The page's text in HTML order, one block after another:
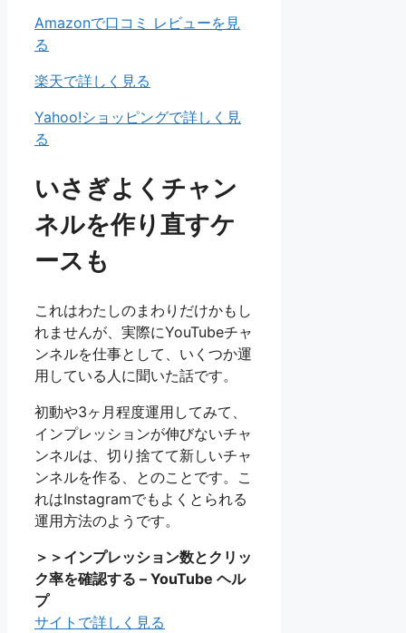
Amazonで口コミ レビューを見
る
楽天で詳しく見る
Yahoo!ショッピングで詳しく見
る
いさぎよくチャン
ネルを作り直すケ
ースも
これはわたしのまわりだけかもし
れませんが、実際にYouTubeチャ
ンネルを仕事として、いくつか運
用している人に聞いた話です。
初動や3ヶ月程度運用してみて、
インプレッションが伸びないチャ
ンネルは、切り捨てて新しいチャ
ンネルを作る、とのことです。こ
れはInstagramでもよくとられる
運用方法のようです。
＞＞インプレッション数とクリッ
ク率を確認する – YouTube ヘル
プ
サイトで詳しく見る